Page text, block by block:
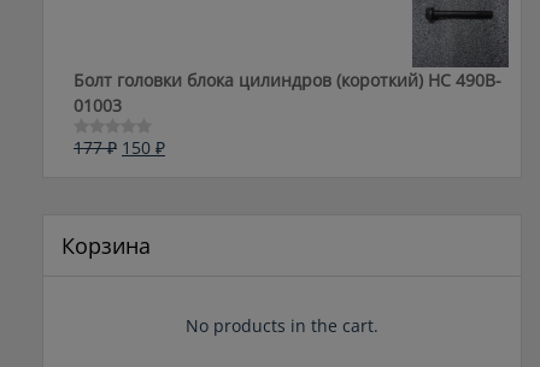
Болт головки блока цилиндров (короткий) НС 490B-
01003
Оценка
177₽ Первоначальная
150 ₽Текущая
Корзина
No products in the cart.